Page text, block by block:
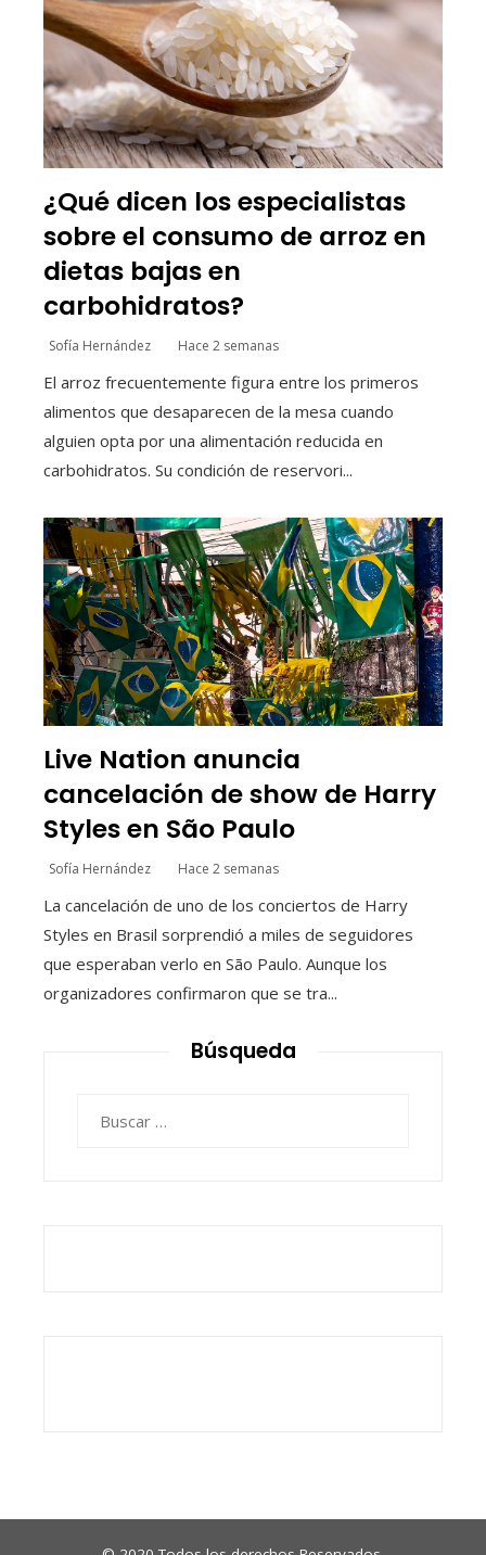
¿Qué dicen los especialistas
sobre el consumo de arroz en
dietas bajas en
carbohidratos?
Sofía Hernández Hace 2 semanas
El arroz frecuentemente figura entre los primeros
alimentos que desaparecen de la mesa cuando
alguien opta por una alimentación reducida en
carbohidratos. Su condición de reservori...
Live Nation anuncia
cancelación de show de Harry
Styles en São Paulo
Sofía Hernández Hace 2 semanas
La cancelación de uno de los conciertos de Harry
Styles en Brasil sorprendió a miles de seguidores
que esperaban verlo en São Paulo. Aunque los
organizadores confirmaron que se tra...
Búsqueda